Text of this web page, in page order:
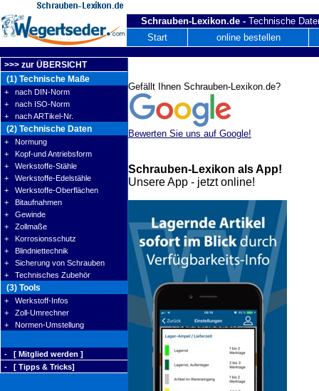
Schrauben-Lexikon.de - Technische
Start
online bestellen
>>> zur ÜBERSICHT
(1) Technische Maße
+ nach DIN-Norm
+ nach ISO-Norm
+ nach ARTikel-Nr.
(2) Technische Daten
+ Normung
+ Kopf-und Antriebsform
+ Werkstoffe-Stähle
+ Werkstoffe-Edelstähle
+ Werkstoffe-Oberflächen
+ Bitaufnahmen
+ Gewinde
+ Zollmaße
+ Korrosionsschutz
+ Blindniettechnik
+ Sicherung von Schrauben
+ Technisches Zubehör
(3) Tools
+ Werkstoff-Infos
+ Zoll-Umrechner
+ Normen-Umstellung
- [ Mitglied werden ]
- [ Tipps & Tricks]
Gefällt Ihnen Schrauben-Lexikon.de?
Bewerten Sie uns auf Google!
Schrauben-Lexikon als App!
Unsere App - jetzt online!